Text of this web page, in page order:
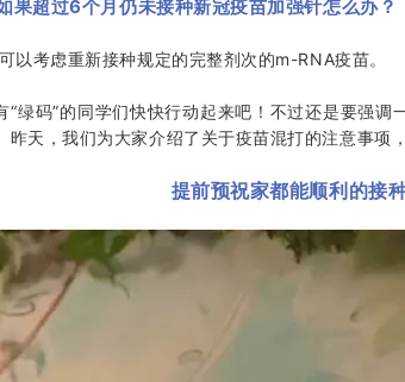
果超过6个月仍未接种新冠疫苗加强针怎么办？
以考虑重新接种规定的完整剂次的m-RNA疫苗。
“绿码”的同学们快快行动起来吧！不过还是要强
昨天，我们为大家介绍了关于疫苗混打的注意事项
提前预祝家都能顺利的接